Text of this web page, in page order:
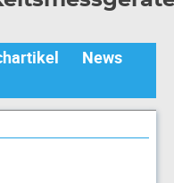
News